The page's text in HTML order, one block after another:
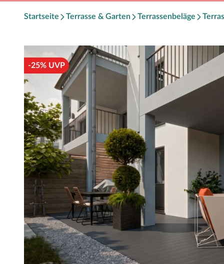
Startseite Terrasse & Garten Terrassenbeläge
-25% UVP